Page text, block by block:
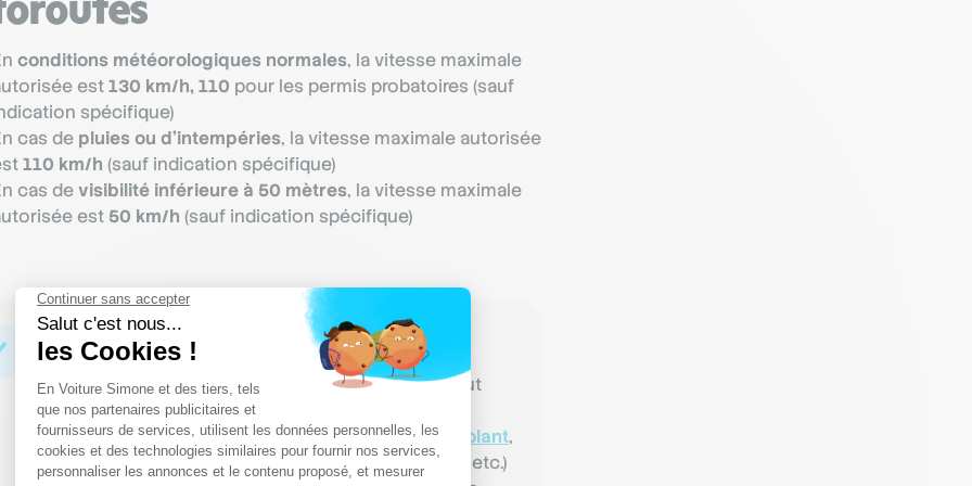
conditions météorologiques normales, la vitesse maximale
est130 km/h, 110 pour les permis probatoires (sauf
spécifique)
cas de pluies ou d’intempéries, la vitesse maximale autorisée
110 km/h (sauf indication spécifique)
cas devisibilité inférieure à 50 mètres, la vitesse maximale
est 50 km/h (sauf indication spécifique)
Bon à savoir
Sur les autoroutes, la vigilance est le meilleur atout
des usagers de la route. Les grandes vitesses, la
monotonie du trajet qui augmente lafatigue au volant,
l’éblouissement sur la route(soleil, feux de route, etc.)